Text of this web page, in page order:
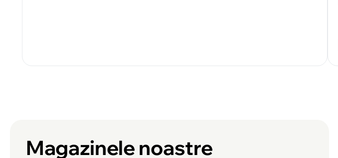
Magazinele noastre